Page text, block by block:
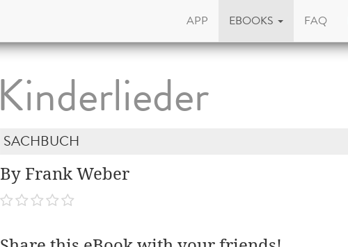
APP EBOOKS FAQ
Kinderlieder
SACHBUCH
By Frank Weber